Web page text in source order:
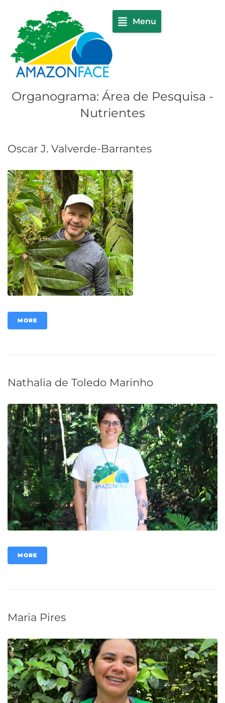
Menu
Organograma: Área de Pesquisa -
Nutrientes
Oscar J. Valverde-Barrantes
MORE
Nathalia de Toledo Marinho
MORE
Maria Pires